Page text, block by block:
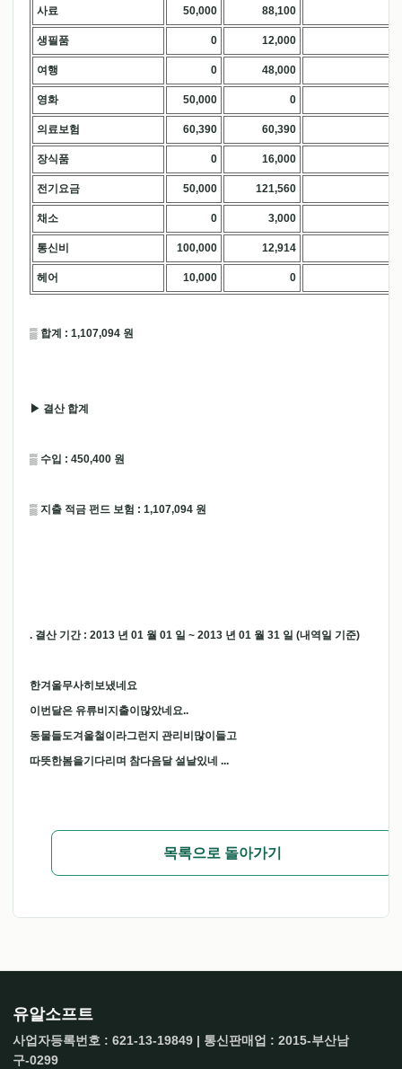
사료 50,000 88,100
생필품 0 12,000
여행 0 48,000
영화 50,000 0
의료보험 60,390 60,390
장식품 0 16,000
전기요금 50,000 121,560
채소 0 3,000
통신비 100,000 12,914
헤어 10,000 0
▒ 합계 : 1,107,094 원
▶ 결산 합계
▒ 수입 : 450,400 원
▒ 지출 적금 펀드 보험 : 1,107,094 원
. 결산 기간 : 2013 년 01 월 01 일 ~ 2013 년 01 월 31 일 (내역일 기준)
한겨울무사히보냈네요
이번달은 유류비지출이많았네요..
동물들도겨울철이라그런지 관리비많이들고
따뜻한봄을기다리며 참다음달 설날있네 ...
목록으로 돌아가기
유알소프트
사업자등록번호 : 621-13-19849 | 통신판매업 : 2015-부산남
구-0299